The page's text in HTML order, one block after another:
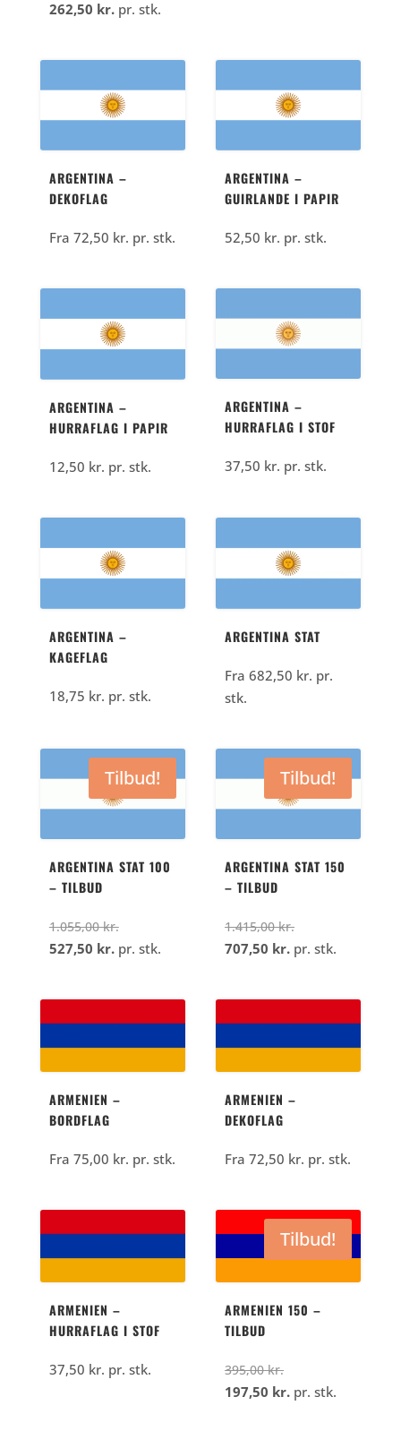
oprindelige
kr..
262,50 kr.Den
262,50
kr..
pr. stk.
ARGENTINA –
DEKOFLAG
Fra 72,50 kr. pr. stk.
ARGENTINA –
GUIRLANDE I PAPIR
52,50 kr. pr. stk.
ARGENTINA –
HURRAFLAG I PAPIR
12,50 kr. pr. stk.
ARGENTINA –
HURRAFLAG I STOF
37,50 kr. pr. stk.
ARGENTINA –
KAGEFLAG
18,75 kr. pr. stk.
ARGENTINA STAT
Fra682,50 kr. pr.
stk.
Tilbud!
ARGENTINA STAT 100
– TILBUD
1.055,00kr.Den
oprindelige
527,50 kr.Den
pr. stk.
Tilbud!
ARGENTINA STAT 150
– TILBUD
1.415,00kr.Den
oprindelige
707,50 kr. Den
pr. stk.
ARMENIEN –
BORDFLAG
Fra 75,00 kr. pr. stk.
ARMENIEN –
DEKOFLAG
Fra72,50 kr. pr. stk.
ARMENIEN –
HURRAFLAG I STOF
37,50 kr. pr. stk.
Tilbud!
ARMENIEN 150 –
TILBUD
395,00kr.Den
oprindelige
197,50 kr. Den
pr. stk.